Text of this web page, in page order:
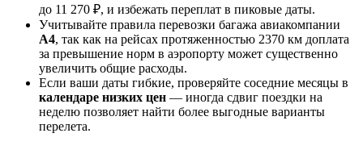
до 11 270 ₽, и избежать переплат в пиковые даты.
Учитывайте правила перевозки багажа авиакомпании
A4, так как на рейсах протяженностью 2370 км доплата
за превышение норм в аэропорту может существенно
увеличить общие расходы.
Если ваши даты гибкие, проверяйте соседние месяцы в
календаре низких цен — иногда сдвиг поездки на
неделю позволяет найти более выгодные варианты
перелета.